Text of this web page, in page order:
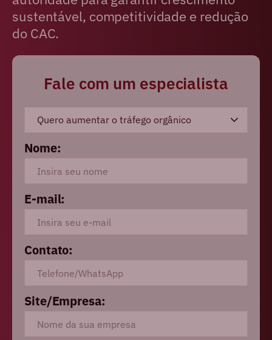
sustentável, competitividade e redução
do CAC.
Fale com um especialista
Nome:
E-mail:
Contato:
Site/Empresa: